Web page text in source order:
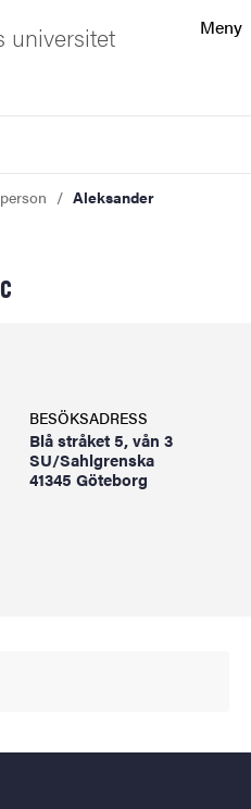
Meny
universitet
Aleksander
BESÖKSADRESS
Blå stråket 5, vån 3
SU/Sahlgrenska
41345 Göteborg